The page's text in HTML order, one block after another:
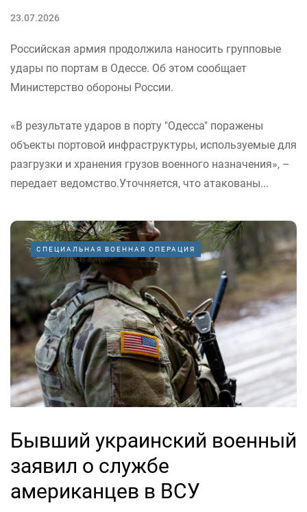
23.07.2026
Российская армия продолжила наносить групповые
удары по портам в Одессе. Об этом сообщает
Министерство обороны России.
«В результате ударов в порту "Одесса" поражены
объекты портовой инфраструктуры, используемые для
разгрузки и хранения грузов военного назначения», –
передает ведомство.Уточняется, что атакованы...
СПЕЦИАЛЬНАЯ ВОЕННАЯ ОПЕРАЦИЯ
Бывший украинский военный
заявил о службе
американцев в ВСУ